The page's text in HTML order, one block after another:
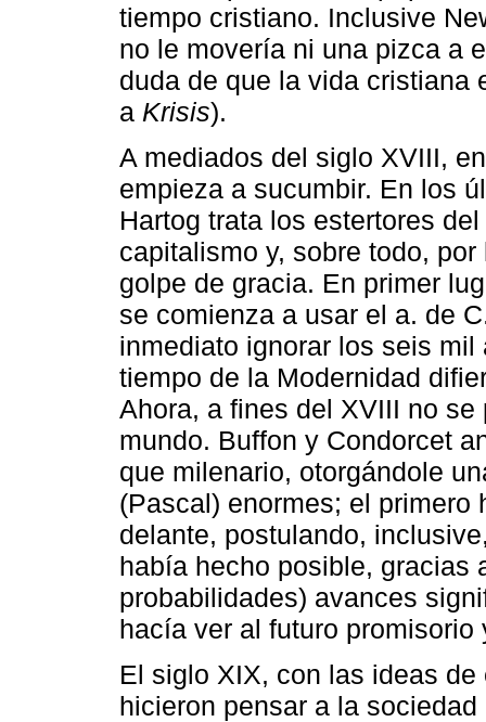
tiempo cristiano. Inclusive
no le movería ni una pizca a
duda de que la vida
a Krisis).
A mediados del siglo XVIII,
empieza a sucumbir. En los
Hartog trata los estertores
capitalismo y, sobre todo,
golpe de gracia. En primer
se comienza a usar el a. de
inmediato ignorar los seis
tiempo de la Modernidad
Ahora, a fines del XVIII no
mundo. Buffon y Condorcet
que milenario, otorgándole
(Pascal) enormes; el
delante, postulando,
había hecho posible, gracias
probabilidades) avances
hacía ver al futuro promisorio
El siglo XIX, con las ideas
hicieron pensar a la